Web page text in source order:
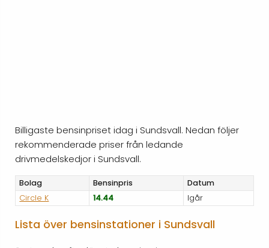
Billigaste bensinpriset idag i Sundsvall. Nedan följer
rekommenderade priser från ledande
drivmedelskedjor i Sundsvall.
Bolag Bensinpris
Datum
Circle K
14.44 Igår
Lista över bensinstationer i Sundsvall